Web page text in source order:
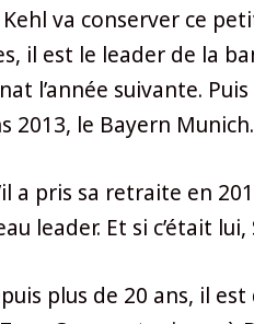
va conserver ce
il est le leader de la
l’année suivante.
2013, le Bayern Munich.
a pris sa retraite en
leader. Et si c’était
plus de 20 ans, il